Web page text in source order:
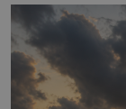
jen o nějaký
právě vznáší